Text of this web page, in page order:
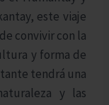
este viaje
convivir con la
y forma de
tendrá una
y las